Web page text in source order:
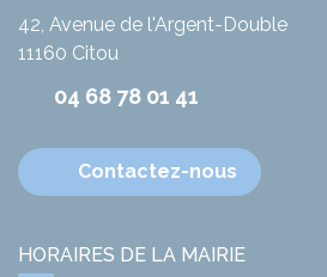
42, Avenue de l'Argent-Double
11160 Citou
04 68 78 01 41
Contactez-nous
HORAIRES DE LA MAIRIE